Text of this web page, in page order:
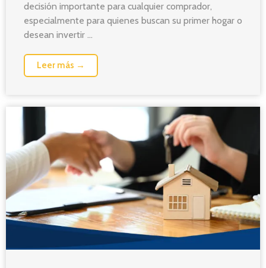
decisión importante para cualquier comprador,
especialmente para quienes buscan su primer hogar o
desean invertir ...
Leer más →